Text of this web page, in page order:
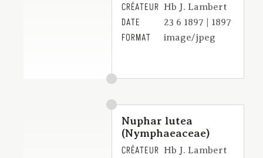
CRÉATEUR Hb J. Lambert
DATE 23 6 1897 | 1897
FORMAT image/jpeg
Nuphar lutea
(Nymphaeaceae)
CRÉATEUR Hb J. Lambert